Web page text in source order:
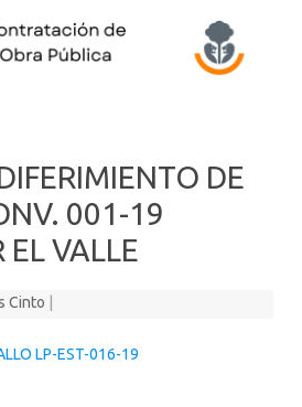
DE
001-19
EL VALLE
Cinto
LP-EST-016-19